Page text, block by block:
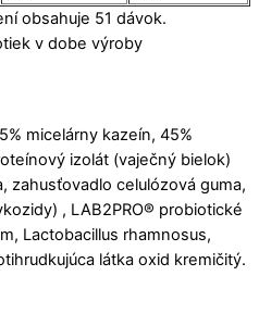
obsahuje 51 dávok.
v dobe výroby
micelárny kazeín, 45%
izolát (vaječný bielok)
zahusťovadlo celulózová guma,
, LAB2PRO® probiotické
Lactobacillus rhamnosus,
látka oxid kremičitý.